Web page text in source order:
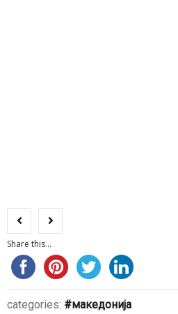
Share this...
categories:
македонија